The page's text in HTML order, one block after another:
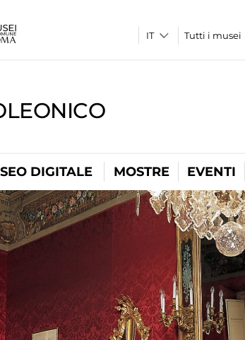
Tutti i musei
DIGITALE MOSTRE EVENTI